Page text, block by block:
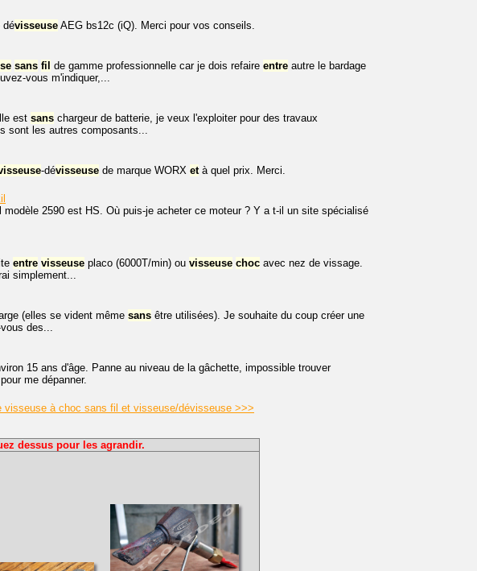
dévisseuse AEG bs12c (iQ). Merci pour vos conseils.
sans fil de gamme professionnelle car je dois refaire entre autre le bardage
vous m'indiquer,...
est sans chargeur de batterie, je veux l'exploiter pour des travaux
sont les autres composants...
-dévisseuse de marque WORX età quel prix. Merci.
modèle 2590 est HS. Où puis-je acheter ce moteur ? Y a t-il un site spécialisé
entre visseuse placo (6000T/min) ou visseuse choc avec nez de vissage.
simplement...
(elles se vident même sans être utilisées). Je souhaite du coup créer une
des...
15 ans d'âge. Panne au niveau de la gâchette, impossible trouver
me dépanner.
à choc sans fil et visseuse/dévisseuse >>>
dessus pour les agrandir.